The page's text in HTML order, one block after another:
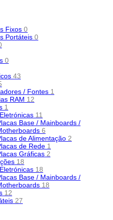
Fixos 0
Portáteis 0
0
43
/ Fontes 1
RAM 12
1
11
Base / Mainboards /
6
de Alimentação 2
de Rede 1
Gráficas 2
18
18
Base / Mainboards /
18
12
27